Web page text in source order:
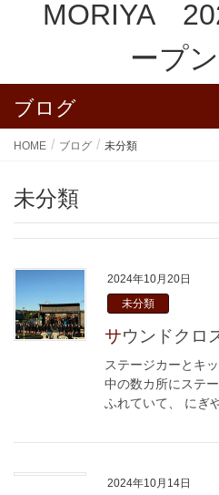
ブログ
HOME ブログ 未分類
未分類
2024年10月20日
未分類
サウンドク
ステージカーとキ
中の数カ所にステ
ふれていて、 にぎ
2024年10月14日